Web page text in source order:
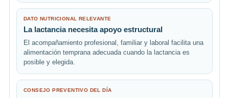
DATO NUTRICIONAL RELEVANTE
La lactancia necesita apoyo estructural
El acompañamiento profesional, familiar y laboral facilita una
alimentación temprana adecuada cuando la lactancia es
posible y elegida.
CONSEJO PREVENTIVO DEL DÍA